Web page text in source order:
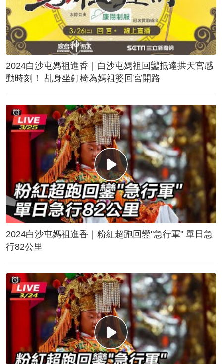
2024白沙屯媽祖進香｜白沙屯媽祖回鑾抵達拱天宮感
動時刻！ 乩身坐釘椅為媽祖婆回宮開路
2024白沙屯媽祖進香｜粉紅超跑回鑾"急行軍" 單日急
行82公里